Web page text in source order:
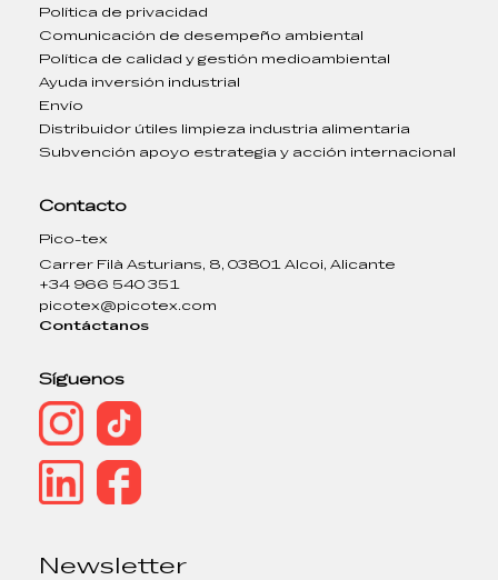
Política de privacidad
Comunicación de desempeño ambiental
Política de calidad y gestión medioambiental
Ayuda inversión industrial
Envío
Distribuidor útiles limpieza industria alimentaria
Subvención apoyo estrategia y acción internacional
Contacto
Pico-tex
Carrer Filà Asturians, 8, 03801 Alcoi, Alicante
+34 966 540 351
picotex@picotex.com
Contáctanos
Síguenos
Newsletter